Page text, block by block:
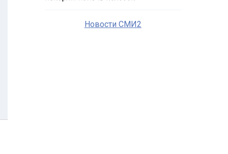
Новости СМИ2